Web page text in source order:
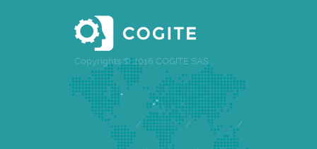
Copyrights © 2016 COGITE SAS
Accueil / Cogite / Equipe /